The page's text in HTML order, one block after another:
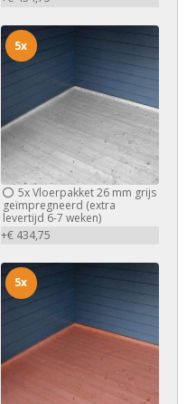
5xVloerpakket 26 mm grijs
geïmpregneerd (extra
levertijd 6-7 weken)
+€ 434,75
5x
5x